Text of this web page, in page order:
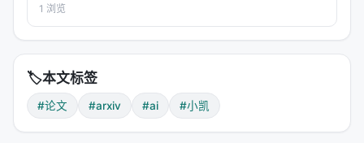
天记录——但翻记录这个动作本身，又花掉了你大量
token。 每次它要"回忆"，就得调用一次大模型来总结、
提取、检索过去的对话。记忆…
1 浏览
🏷️本文标签
#论文 #arxiv #ai #小凯